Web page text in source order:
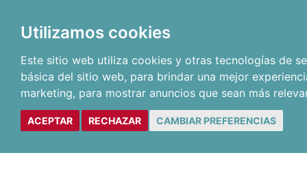
Utilizamos cookies
Este sitio web utiliza cookies y otras tecnologías de
básica del sitio web, para brindar una mejor
marketing, para mostrar anuncios que sean más
ACEPTAR RECHAZAR CAMBIAR PREFERENCIAS